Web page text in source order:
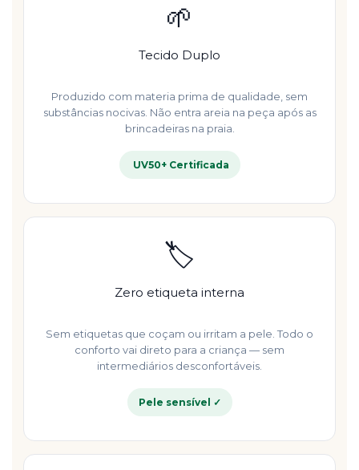
🌱
Tecido Duplo
Produzido com materia prima de qualidade, sem
substâncias nocivas. Não entra areia na peça após as
brincadeiras na praia.
UV50+ Certificada
🏷️
Zero etiqueta interna
Sem etiquetas que coçam ou irritam a pele. Todo o
conforto vai direto para a criança — sem
intermediários desconfortáveis.
Pele sensível ✓